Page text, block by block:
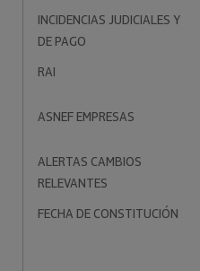
INCIDENCIAS JUDICIALES Y
DE PAGO
RAI
ASNEF EMPRESAS
ALERTAS CAMBIOS
RELEVANTES
FECHA DE CONSTITUCIÓN